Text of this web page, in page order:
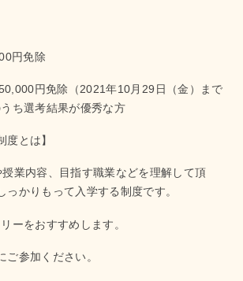
円免除
円免除（2021年10月29日（金）まで
ち選考結果が優秀な方
度とは】
業内容、目指す職業などを理解して頂
っかりもって入学する制度です。
ーをおすすめします。
ご参加ください。